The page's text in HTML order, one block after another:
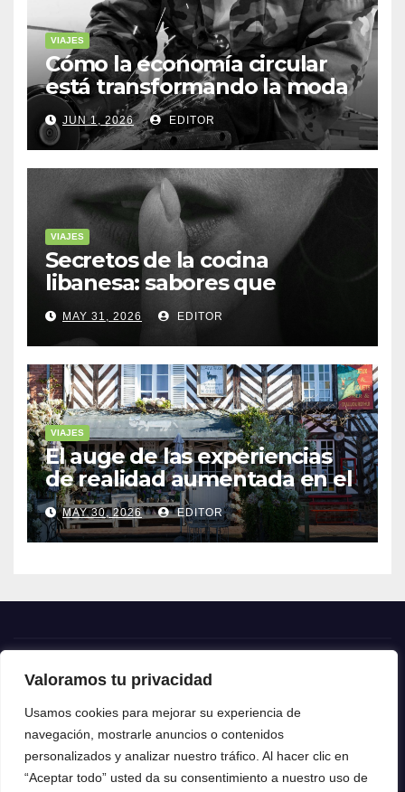
Valoramos tu privacidad
Usamos cookies para mejorar su experiencia de
navegación, mostrarle anuncios o contenidos
personalizados y analizar nuestro tráfico. Al hacer clic en
“Aceptar todo” usted da su consentimiento a nuestro uso de
VIAJES
Cómo la economía circular
está transformando la moda
sostenible
JUN 1, 2026 EDITOR
VIAJES
Secretos de la cocina
libanesa: sabores que
cuentan historias
MAY 31, 2026 EDITOR
VIAJES
El auge de las experiencias
de realidad aumentada en el
turismo
MAY 30, 2026 EDITOR
Crónica24
Crónica 24